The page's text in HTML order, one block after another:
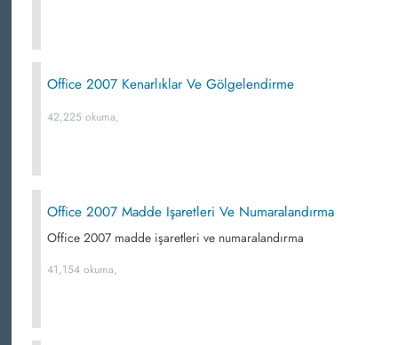
Office 2007 Kenarlıklar Ve Gölgelendirme
42,225 okuma,
Office 2007 Madde Işaretleri Ve Numaralandırma
Office 2007 madde işaretleri ve numaralandırma
41,154 okuma,